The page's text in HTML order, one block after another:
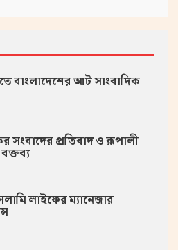
বাংলাদেশের আট সাংবাদিক
সংবাদের প্রতিবাদ ও রূপালী
লাইফের ম্যানেজার